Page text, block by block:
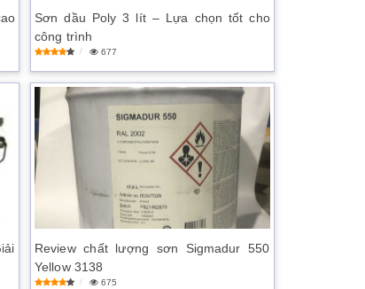
Sơn dầu Poly 3 lít – Lựa chọn tốt cho
công trình
677
Review chất lượng sơn Sigmadur 550
Yellow 3138
675